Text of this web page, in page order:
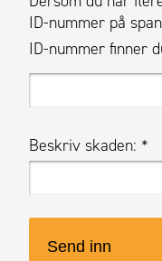
ID-nummer på
ID-nummer finner
Beskriv skaden: *